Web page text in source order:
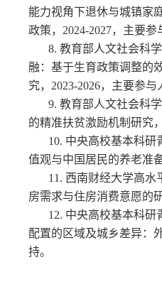
能力视角下退休与城镇家
政策，2024-2027，主要参
8. 教育部人文社会科
融：基于生育政策调整的
究，2023-2026，主要参与
9. 教育部人文社会科
的精准扶贫激励机制研究
10. 中央高校基本科研
值观与中国居民的养老准
11. 西南财经大学高水
房需求与住房消费意愿的
12. 中央高校基本科研
配置的区域及城乡差异：
持。